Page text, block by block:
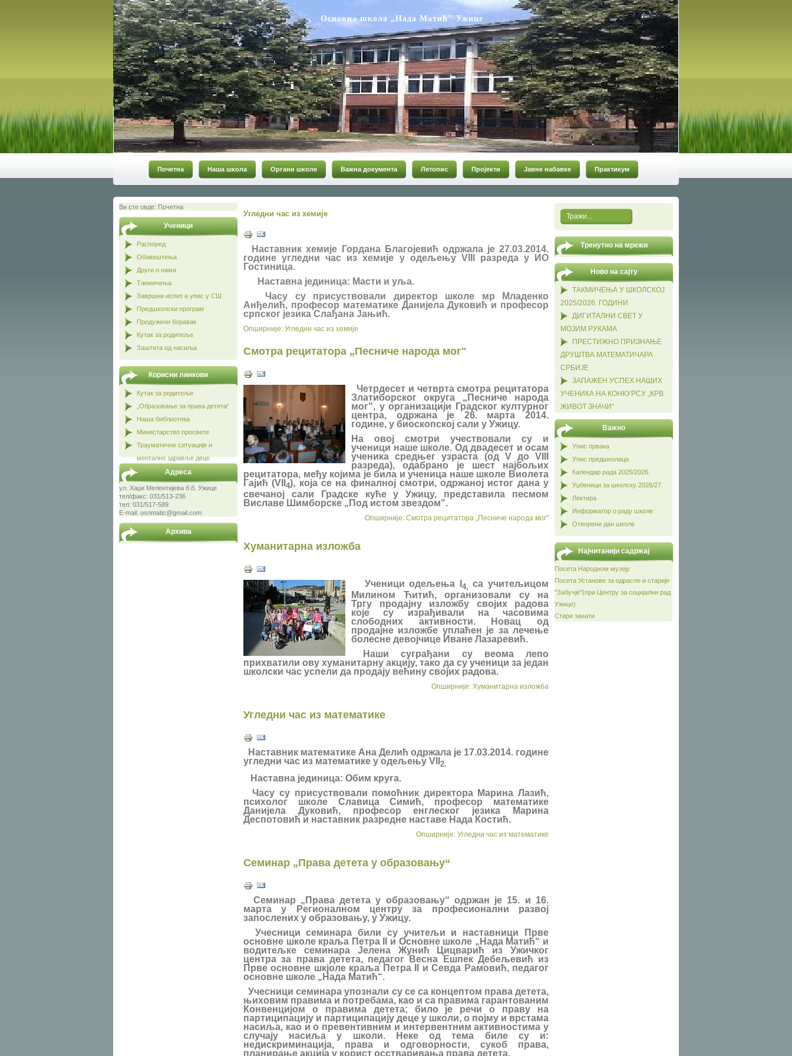
Основна школа „Нада Матић" Ужице
Почетна Наша школа Органи школе Важна документа Летопис Пројекти Јавне набавке Практикум
Ви сте овде: Почетна
Ученици
Распоред
Обавештења
Други о нама
Такмичења
Завршни испит и упис у СШ
Предшколски програм
Продужени боравак
Кутак за родитеље
Заштита од насиља
Корисни линкови
Кутак за родитеље
„Образовање за права детета“
Наша библиотека
Министарство просвете
Трауматичне ситуације и
ментално здравље деце
Адреса
ул. Хаџи Мелентијева б.б. Ужице
тел/факс: 031/513-236
тел: 031/517-589
E-mail: osnmatic@gmail.com
Архива
Угледни час из хемије
Наставник хемије Гордана Благојевић одржала је 27.03.2014.
године угледни час из хемије у одељењу VIII разреда у ИО
Гостиница.
Наставна јединица: Масти и уља.
Часу су присуствовали директор школе мр Младенко
Анђелић, професор математике Данијела Дуковић и професор
српског језика Слађана Јањић.
Опширније: Угледни час из хемије
Смотра рецитатора „Песниче народа мог"
Четрдесет и четврта смотра рецитатора
Златиборског округа „Песниче народа
мог", у организацији Градског културног
центра, одржана је 26. марта 2014.
године, у биоскопској сали у Ужицу.
На овој смотри учествовали су и
ученици наше школе. Од двадесет и осам
ученика средњег узраста (од V до VIII
разреда), одабрано је шест најбољих
рецитатора, међу којима је била и ученица наше школе Виолета
Гајић (VII 4), која се на финалној смотри, одржаној истог дана у
свечаној сали Градске куће у Ужицу, представила песмом
Виславе Шимборске „Под истом звездом".
Опширније: Смотра рецитатора „Песниче народа мог"
Хуманитарна изложба
Ученици одељења I 4,са учитељицом
Милином Ћитић, организовали су на
Тргу продајну изложбу својих радова
које су израђивали на часовима
слободних активности. Новац од
продајне изложбе уплаћен је за лечење
болесне девојчице Иване Лазаревић.
Наши суграђани су веома лепо
прихватили ову хуманитарну акцију, тако да су ученици за један
школски час успели да продају већину својих радова.
Опширније: Хуманитарна изложба
Угледни час из математике
Наставник математике Ана Делић одржала је 17.03.2014. године
угледни час из математике у одељењу VII 2.
Наставна јединица: Обим круга.
Часу су присуствовали помоћник директора Марина Лазић,
психолог школе Славица Симић, професор математике
Данијела Дуковић, професор енглеског језика Марина
Деспотовић и наставник разредне наставе Нада Костић.
Опширније: Угледни час из математике
Семинар „Права детета у образовању“
Семинар „Права детета у образовању“ одржан је 15. и 16.
марта у Регионалном центру за професионални развој
запослених у образовању, у Ужицу.
Учесници семинара били су учитељи и наставници Прве
основне школе краља Петра II и Основне школе „Нада Матић“ и
водитељке семинара Јелена Жунић Цицварић из Ужичког
центра за права детета, педагог Весна Ешпек Дебељевић из
Прве основне шкјоле краља Петра II и Севда Рамовић, педагог
основне школе „Нада Матић“.
Учесници семинара упознали су се са концептом права детета,
њиховим правима и потребама, као и са правима гарантованим
Конвенцијом о правима детета; било је речи о праву на
партиципацију и партиципацију деце у школи, о појму и врстама
насиља, као и о превентивним и интервентним активностима у
случају насиља у школи. Неке од тема биле су и:
недискриминација, права и одговорности, сукоб права,
планирање акција у корист осстваривања права детета.
Тренутно на мрежи
Ново на сајту
ТАКМИЧЕЊА У ШКОЛСКОЈ
2025/2026. ГОДИНИ
ДИГИТАЛНИ СВЕТ У
МОЈИМ РУКАМА
ПРЕСТИЖНО ПРИЗНАЊЕ
ДРУШТВА МАТЕМАТИЧАРА
СРБИЈЕ
ЗАПАЖЕН УСПЕХ НАШИХ
УЧЕНИКА НА КОНКУРСУ „КРВ
ЖИВОТ ЗНАЧИ“
Важно
Упис првака
Упис предшколаца
Календар рада 2025/2026.
Уџбеници за школску 2026/27.
Лектира
Информатор о раду школе
Отворени дан школе
Најчитанији садржај
Посета Народном музеју
Посета Установе за одрасле и старије
"Забучје"(при Центру за социјални рад
Ужице)
Стари занати